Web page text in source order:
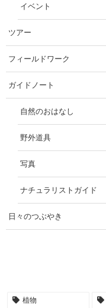
イベント
ツアー
フィールドワーク
ガイドノート
自然のおはなし
野外道具
写真
ナチュラリストガイド
日々のつぶやき
植物